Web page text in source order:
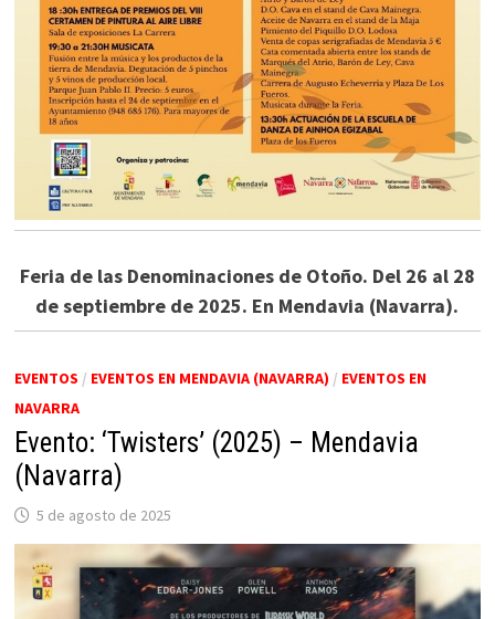
Feria de las Denominaciones de Otoño. Del 26 al 28
de septiembre de 2025. En Mendavia (Navarra).
EVENTOS / EVENTOS EN MENDAVIA (NAVARRA) / EVENTOS EN
NAVARRA
Evento: ‘Twisters’ (2025) – Mendavia
(Navarra)
5 de agosto de 2025